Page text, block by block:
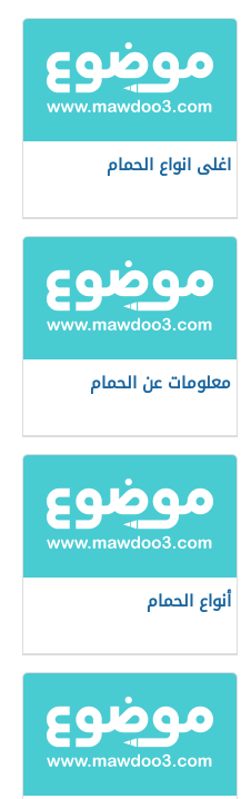
اغلى انواع الحمام
معلومات عن الحمام
أنواع الحمام